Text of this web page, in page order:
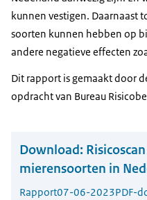
kunnen vestigen. Daarnaast
soorten kunnen hebben op
andere negatieve effecten
Dit rapport is gemaakt door
opdracht van Bureau
Download:
mierensoorten in
Rapport07-06-2023PDF-